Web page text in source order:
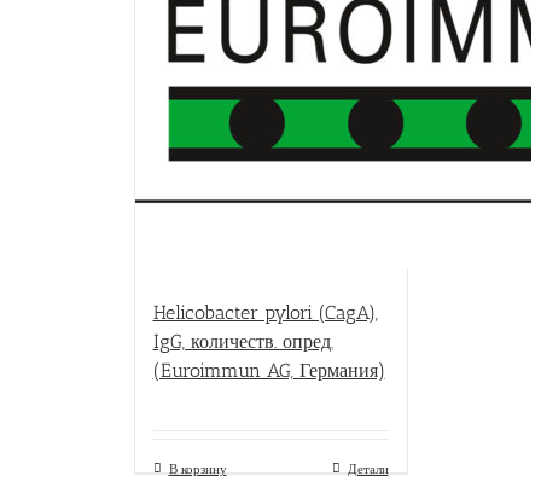
Helicobacter pylori (CagA),
IgG, количеств. опред.
(Euroimmun AG, Германия)
В корзину Детали